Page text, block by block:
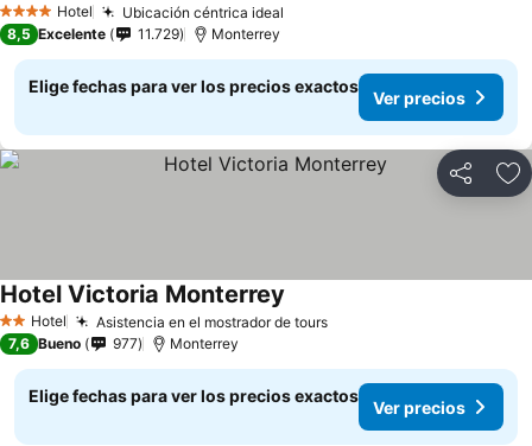
4 EstrellasHotel Ubicación céntrica ideal
8,5 Excelente 11.729 Monterrey
Elige fechas para ver los precios exactos
Ver precios
Compartir
2 Estrellas
Hotel Asistencia en el mostrador de tours
Hotel Victoria Monterrey
7,6 Bueno 977 Monterrey
Elige fechas para ver los precios exactos
Ver precios